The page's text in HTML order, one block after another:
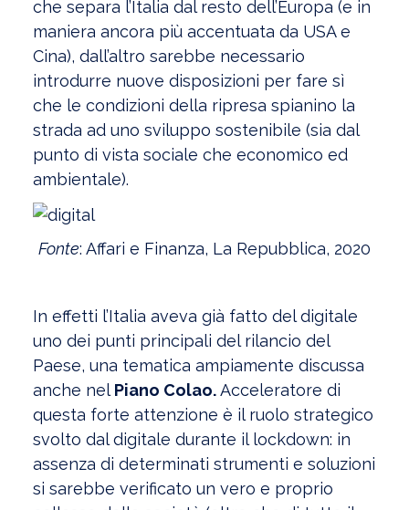
che separa l’Italia dal resto dell’Europa (e in
maniera ancora più accentuata da USA e
Cina), dall’altro sarebbe necessario
introdurre nuove disposizioni per fare sì
che le condizioni della ripresa spianino la
strada ad uno sviluppo sostenibile (sia dal
punto di vista sociale che economico ed
ambientale).
Fonte: Affari e Finanza, La Repubblica, 2020
In effetti l’Italia aveva già fatto del digitale
uno dei punti principali del rilancio del
Paese, una tematica ampiamente discussa
anche nel Piano Colao.Acceleratore di
questa forte attenzione è il ruolo strategico
svolto dal digitale durante il lockdown: in
assenza di determinati strumenti e soluzioni
si sarebbe verificato un vero e proprio